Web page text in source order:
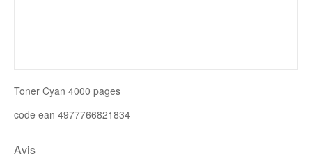
Toner Cyan 4000 pages
code ean 4977766821834
Avis